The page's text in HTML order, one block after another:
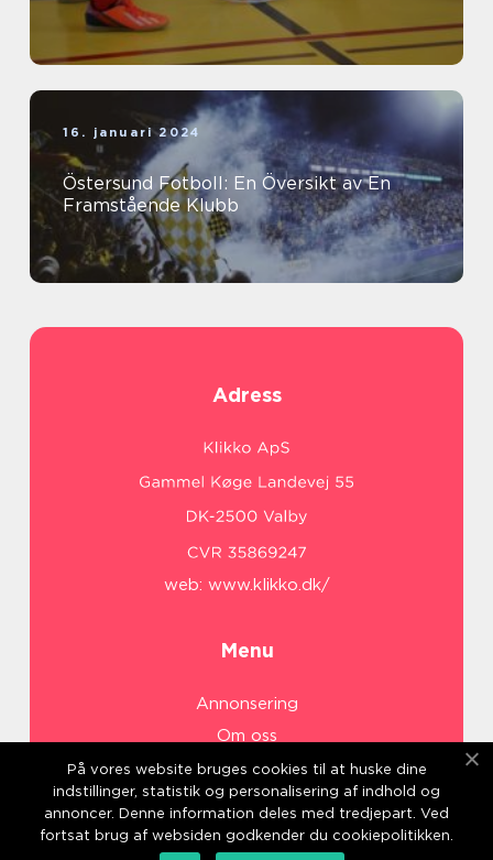
16. januari 2024
Östersund Fotboll: En Översikt av En
Framstående Klubb
Adress
web: www.klikko.dk/
Menu
Annonsering
Om oss
Cookies
Kontakta oss
Sitemap
På vores website bruges cookies til at huske dine
indstillinger, statistik og personalisering af indhold og
annoncer. Denne information deles med tredjepart. Ved
fortsat brug af websiden godkender du cookiepolitikken.